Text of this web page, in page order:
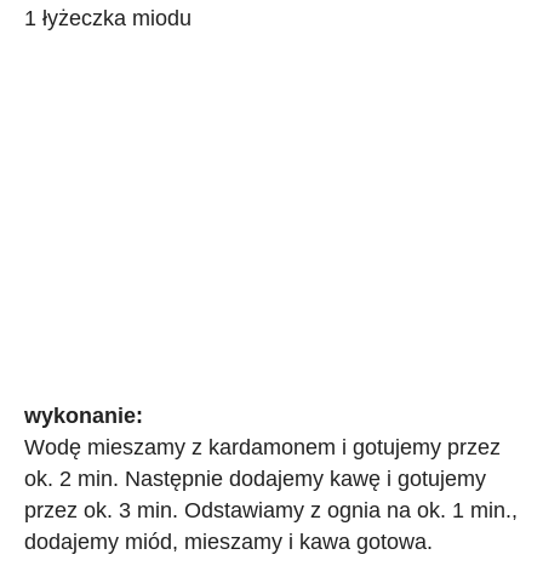
1 łyżeczka miodu
wykonanie:
Wodę mieszamy z kardamonem i gotujemy przez
ok. 2 min. Następnie dodajemy kawę i gotujemy
przez ok. 3 min. Odstawiamy z ognia na ok. 1 min.,
dodajemy miód, mieszamy i kawa gotowa.